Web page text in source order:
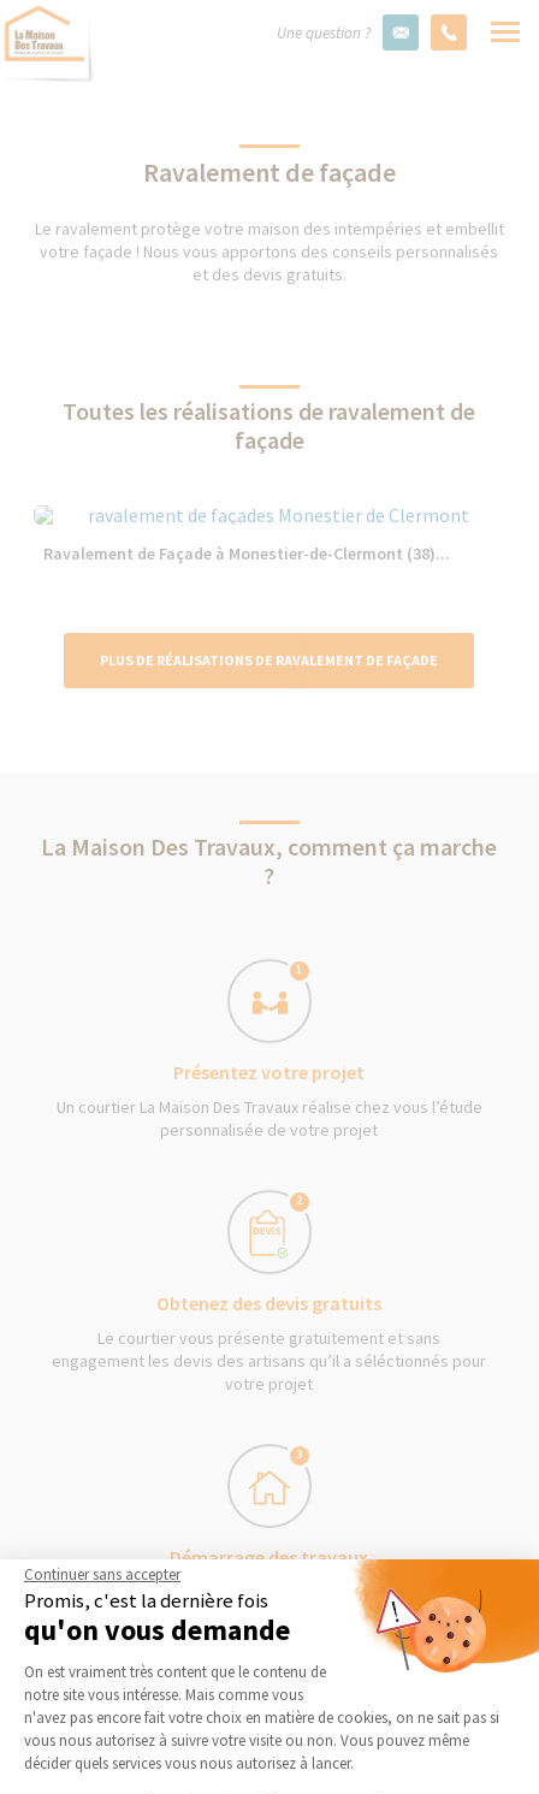
Une question ?
Ravalement de façade
Le ravalement protège votre maison des intempéries et embellit
votre façade ! Nous vous apportons des conseils personnalisés
et des devis gratuits.
Toutes les réalisations de ravalement de
façade
Ravalement de Façade à Monestier-de-Clermont (38)...
PLUS DE RÉALISATIONS DE RAVALEMENT DE FAÇADE
La Maison Des Travaux, comment ça marche
?
1
Présentez votre projet
Un courtier La Maison Des Travaux réalise chez vous l’étude
personnalisée de votre projet
2
Obtenez des devis gratuits
Le courtier vous présente gratuitement et sans
engagement les devis des artisans qu’il a séléctionnés pour
votre projet
3
Démarrage des travaux
Séléctionnez en toute liberté vos artisans et les travaux
peuvent commencer !
DEMANDER UN DEVIS GRATUIT
Continuer sans accepter
Promis, c'est la dernière fois
qu'on vous demande
Plateforme de Gestion du
On est vraiment très content que le contenu de
notre site vous intéresse. Mais comme vous
n'avez pas encore fait votre choix en matière de cookies, on ne sait pas si
vous nous autorisez à suivre votre visite ou non. Vous pouvez même
décider quels services vous nous autorisez à lancer.
Axeptio consent